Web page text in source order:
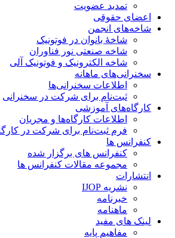
تمدید عضویت
اعضای حقوقی
شاخه‌های انجمن
شاخۀ بانوان در فوتونیک
شاخه صنعتی نور فناوران
شاخه‌ الکترونیک و فوتونیک آلی
سخنرانی‌های ماهانه
اطلاعات سخنرانی‌‌ها
ثبت‌نام برای شرکت در سخنرانی
کارگاه‌های آموزشی
اطلاعات کارگاه‌ها و مجریان
فرم ثبت‌نام برای شرکت در کارگاه
کنفرانس ها
کنفرانس های برگزار شده
مجموعه مقالات کنفرانس ها
انتشارات
نشریه IJOP
خبرنامه
ماهنامه
لینک های مفید
مفاهیم پایه